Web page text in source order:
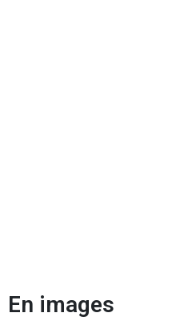
En images